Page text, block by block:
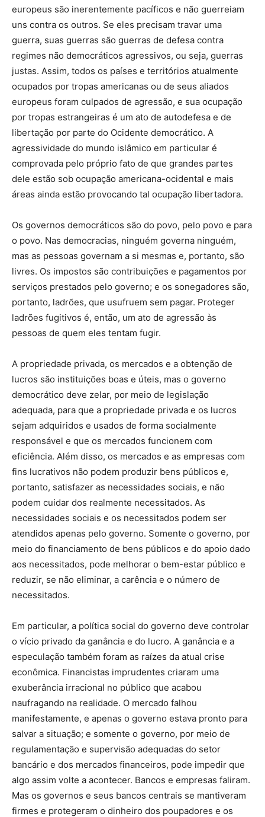
europeus são inerentemente pacíficos e não guerreiam
uns contra os outros. Se eles precisam travar uma
guerra, suas guerras são guerras de defesa contra
regimes não democráticos agressivos, ou seja, guerras
justas. Assim, todos os países e territórios atualmente
ocupados por tropas americanas ou de seus aliados
europeus foram culpados de agressão, e sua ocupação
por tropas estrangeiras é um ato de autodefesa e de
libertação por parte do Ocidente democrático. A
agressividade do mundo islâmico em particular é
comprovada pelo próprio fato de que grandes partes
dele estão sob ocupação americana-ocidental e mais
áreas ainda estão provocando tal ocupação libertadora.
Os governos democráticos são do povo, pelo povo e para
o povo. Nas democracias, ninguém governa ninguém,
mas as pessoas governam a si mesmas e, portanto, são
livres. Os impostos são contribuições e pagamentos por
serviços prestados pelo governo; e os sonegadores são,
portanto, ladrões, que usufruem sem pagar. Proteger
ladrões fugitivos é, então, um ato de agressão às
pessoas de quem eles tentam fugir.
A propriedade privada, os mercados e a obtenção de
lucros são instituições boas e úteis, mas o governo
democrático deve zelar, por meio de legislação
adequada, para que a propriedade privada e os lucros
sejam adquiridos e usados ​​de forma socialmente
responsável e que os mercados funcionem com
eficiência. Além disso, os mercados e as empresas com
fins lucrativos não podem produzir bens públicos e,
portanto, satisfazer as necessidades sociais, e não
podem cuidar dos realmente necessitados. As
necessidades sociais e os necessitados podem ser
atendidos apenas pelo governo. Somente o governo, por
meio do financiamento de bens públicos e do apoio dado
aos necessitados, pode melhorar o bem-estar público e
reduzir, se não eliminar, a carência e o número de
necessitados.
Em particular, a política social do governo deve controlar
o vício privado da ganância e do lucro. A ganância e a
especulação também foram as raízes da atual crise
econômica. Financistas imprudentes criaram uma
exuberância irracional no público que acabou
naufragando na realidade. O mercado falhou
manifestamente, e apenas o governo estava pronto para
salvar a situação; e somente o governo, por meio de
regulamentação e supervisão adequadas do setor
bancário e dos mercados financeiros, pode impedir que
algo assim volte a acontecer. Bancos e empresas faliram.
Mas os governos e seus bancos centrais se mantiveram
firmes e protegeram o dinheiro dos poupadores e os